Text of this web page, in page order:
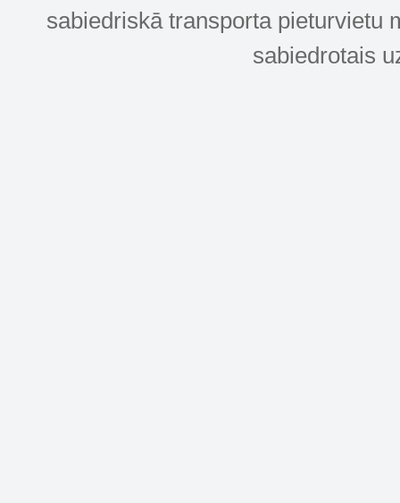
sabiedriskā transporta pieturvietu
sabiedrotais